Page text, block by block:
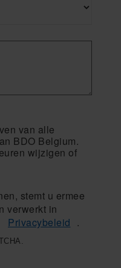
van alle
BDO Belgium.
wijzigen of
stemt u ermee
verwerkt in
Privacybeleid .